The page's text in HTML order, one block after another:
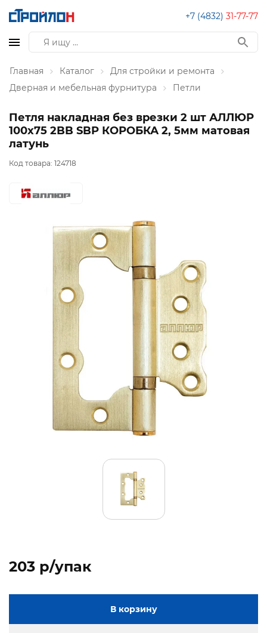
+7 (4832) 31-77-77
Главная Каталог
Для стройки и ремонта
Дверная и мебельная фурнитура
Петли
Петля накладная без врезки 2 шт АЛЛЮР
100х75 2BB SBP КОРОБКА 2, 5мм матовая
латунь
Код товара: 124718
203 p/упак
В корзину